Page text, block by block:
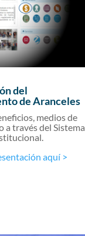
del
de Aranceles
medios de
a través del Sistema
aquí >